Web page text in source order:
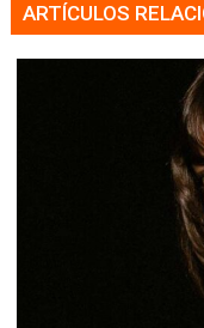
ARTÍCULOS